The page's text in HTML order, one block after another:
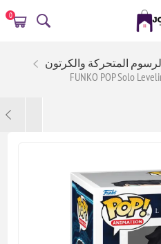
0
المتحركة والكرتون
FUNKO POP Solo